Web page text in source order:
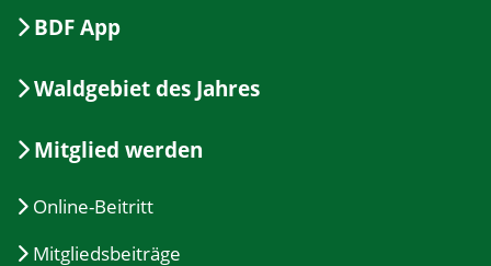
BDF App
Waldgebiet des Jahres
Mitglied werden
Online-Beitritt
Mitgliedsbeiträge